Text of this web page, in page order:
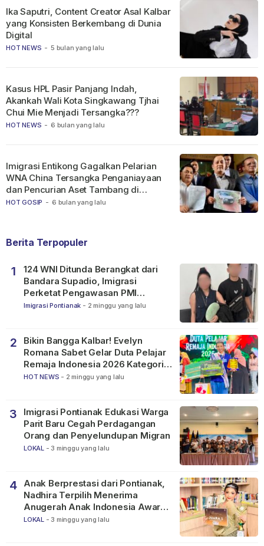
HOT NEWS - 5 bulan yang lalu
Ika Saputri, Content Creator Asal Kalbar
yang Konsisten Berkembang di Dunia
Digital
HOT NEWS - 6 bulan yang lalu
Kasus HPL Pasir Panjang Indah,
Akankah Wali Kota Singkawang Tjhai
Chui Mie Menjadi Tersangka???
HOT GOSIP - 6 bulan yang lalu
Imigrasi Entikong Gagalkan Pelarian
WNA China Tersangka Penganiayaan
dan Pencurian Aset Tambang di
Ketapang
Berita Terpopuler
1
124 WNI Ditunda Berangkat dari
Bandara Supadio, Imigrasi
Perketat Pengawasan PMI
Nonprosedural
Imigrasi Pontianak - 2 minggu yang lalu
2
Bikin Bangga Kalbar! Evelyn
Romana Sabet Gelar Duta Pelajar
Remaja Indonesia 2026 Kategori
SMP
HOT NEWS - 2 minggu yang lalu
3
Imigrasi Pontianak Edukasi Warga
Parit Baru Cegah Perdagangan
Orang dan Penyelundupan Migran
LOKAL - 3 minggu yang lalu
4
Anak Berprestasi dari Pontianak,
Nadhira Terpilih Menerima
Anugerah Anak Indonesia Awards
2026
LOKAL - 3 minggu yang lalu